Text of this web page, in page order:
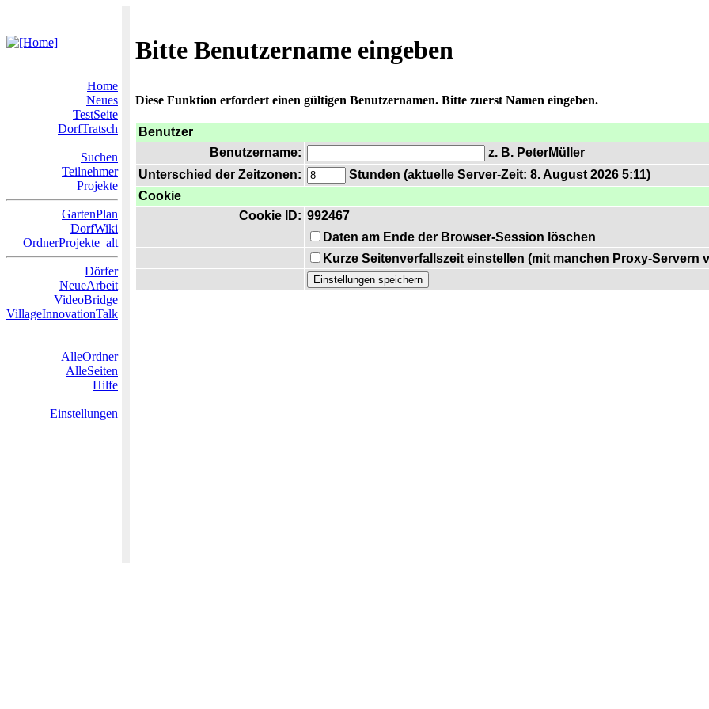
Bitte Benutzername eingeben
Home
Neues
TestSeite
DorfTratsch
Suchen
Teilnehmer
Projekte
GartenPlan
DorfWiki
OrdnerProjekte_alt
Dörfer
NeueArbeit
VideoBridge
VillageInnovationTalk
AlleOrdner
AlleSeiten
Hilfe
Einstellungen
Diese Funktion erfordert einen gültigen Benutzernamen. Bitte zuerst Namen eingeben.
Benutzer
Benutzername:
z. B. PeterMüller
Unterschied der Zeitzonen:
Stunden (aktuelle Server-Zeit: 8. August 2026 5:11)
Cookie
Cookie ID: 992467
Daten am Ende der Browser-Session löschen
Kurze Seitenverfallszeit einstellen (mit manchen Proxy-Servern